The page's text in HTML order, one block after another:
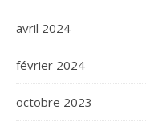
avril 2024
février 2024
octobre 2023